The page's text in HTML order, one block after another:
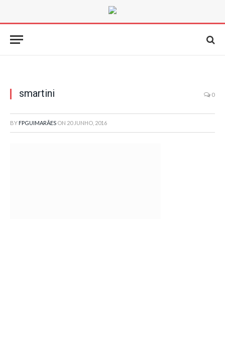
smartini 0
BY FPGUIMARÃES ON 20 JUNHO, 2016